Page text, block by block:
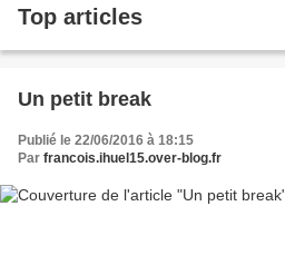
Top articles
Un petit break
Publié le 22/06/2016 à 18:15
Par francois.ihuel15.over-blog.fr